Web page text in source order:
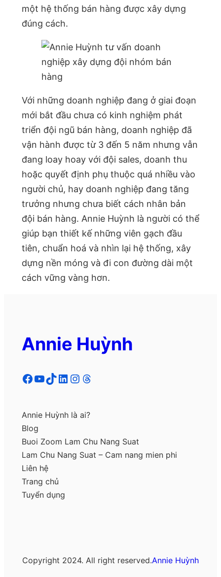
một hệ thống bán hàng được xây dựng
đúng cách.
Với những doanh nghiệp đang ở giai đoạn
mới bắt đầu chưa có kinh nghiệm phát
triển đội ngũ bán hàng, doanh nghiệp đã
vận hành được từ 3 đến 5 năm nhưng vẫn
đang loay hoay với đội sales, doanh thu
hoặc quyết định phụ thuộc quá nhiều vào
người chủ, hay doanh nghiệp đang tăng
trưởng nhưng chưa biết cách nhân bản
đội bán hàng. Annie Huỳnh là người có thể
giúp bạn thiết kế những viên gạch đầu
tiên, chuẩn hoá và nhìn lại hệ thống, xây
dựng nền móng và đi con đường dài một
cách vững vàng hơn.
Annie Huỳnh
Facebook YouTube TikTok LinkedIn Instagram Threads
Annie Huỳnh là ai?
Blog
Buoi Zoom Lam Chu Nang Suat
Lam Chu Nang Suat – Cam nang mien phi
Liên hệ
Trang chủ
Tuyển dụng
Copyright 2024. All right reserved.Annie Huỳnh